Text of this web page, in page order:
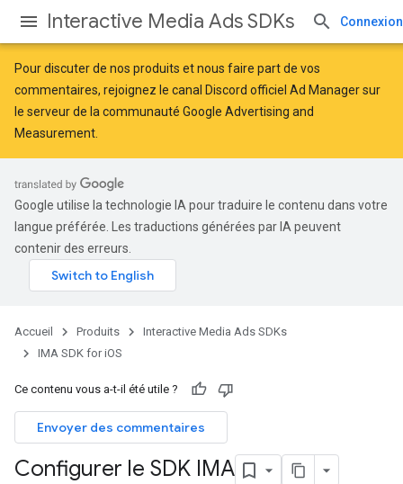
Interactive Media Ads SDKs Connexion
Pour discuter de nos produits et nous faire part de vos
commentaires, rejoignez le canal Discord officiel Ad Manager sur
le serveur de la communauté Google Advertising and
Measurement
Google utilise la technologie IA pour traduire le contenu dans votre
langue préférée. Les traductions générées par IA peuvent
contenir des erreurs.
Accueil Produits
Interactive Media Ads SDKs
IMA SDK for iOS
Ce contenu vous a-t-il été utile ?
Envoyer des commentaires
Configurer le SDK IMA